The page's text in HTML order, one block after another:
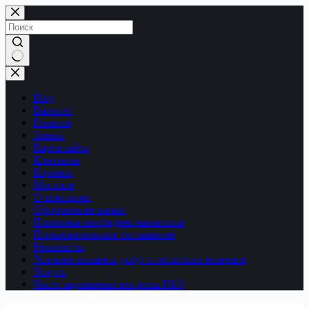
Перейти
к
сути
Ничего
не
найденоBlog
Важное!
Главная
Заявка
Карта сайта
Контакты
Корзина
Магазин
О компании
Оформление заказа
Политика конфиденциальности
Пользовательское соглашение
Реквизиты
Условия оказания услуг и политика возврата
Услуги
Часто задаваемые вопросы FAQ